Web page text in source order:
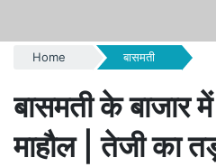
Home बासमती
बासमती के बाजार
माहौल | तेजी का